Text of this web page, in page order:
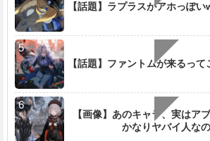
【話題】ラプラスがアホっぽ
【話題】ファントムが来るって
【画像】あのキャラ、実はア
かなりヤバイ人な